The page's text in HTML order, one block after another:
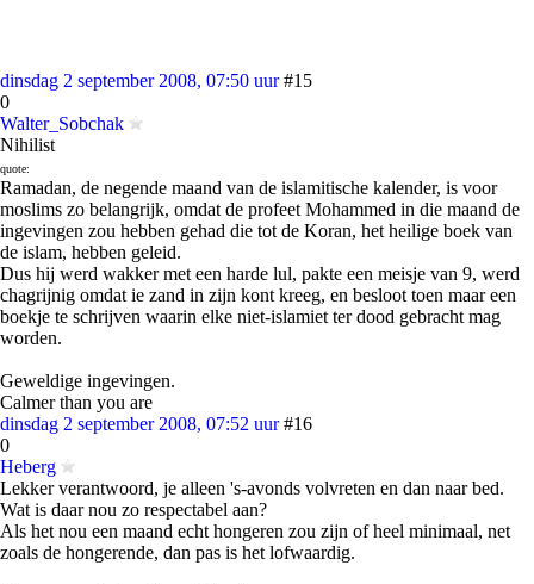
dinsdag 2 september 2008, 07:50 uur #15
0
Walter_Sobchak
Nihilist
quote:
Ramadan, de negende maand van de islamitische kalender, is voor
moslims zo belangrijk, omdat de profeet Mohammed in die maand de
ingevingen zou hebben gehad die tot de Koran, het heilige boek van
de islam, hebben geleid.
Dus hij werd wakker met een harde lul, pakte een meisje van 9, werd
chagrijnig omdat ie zand in zijn kont kreeg, en besloot toen maar een
boekje te schrijven waarin elke niet-islamiet ter dood gebracht mag
worden.
Geweldige ingevingen.
Calmer than you are
dinsdag 2 september 2008, 07:52 uur #16
0
Heberg
Lekker verantwoord, je alleen 's-avonds volvreten en dan naar bed.
Wat is daar nou zo respectabel aan?
Als het nou een maand echt hongeren zou zijn of heel minimaal, net
zoals de hongerende, dan pas is het lofwaardig.